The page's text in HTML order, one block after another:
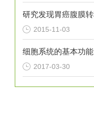
2015-11-03
细胞系统的基本功能
2017-03-30